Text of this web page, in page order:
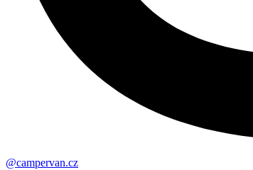
@campervan.cz